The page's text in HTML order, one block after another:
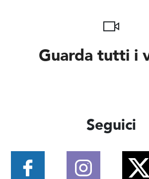
Guarda tutti i
Seguici